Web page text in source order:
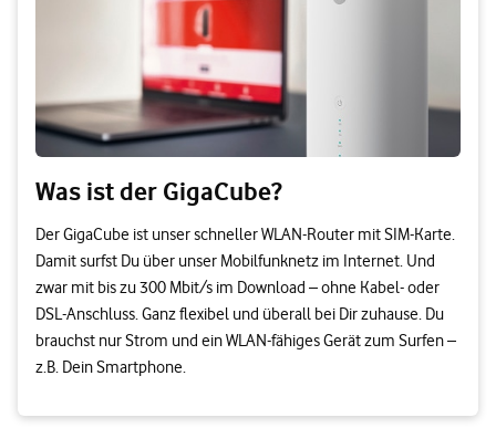
Was ist der GigaCube?
Der GigaCube ist unser schneller WLAN-Router mit SIM-Karte.
Damit surfst Du über unser Mobilfunknetz im Internet. Und
zwar mit bis zu 300 Mbit/s im Download – ohne Kabel- oder
DSL-Anschluss. Ganz flexibel und überall bei Dir zuhause. Du
brauchst nur Strom und ein WLAN-fähiges Gerät zum Surfen –
z.B. Dein Smartphone.